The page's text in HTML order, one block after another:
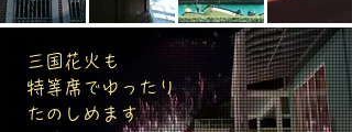
三国花火も
特等席でゆったり
たのしめます